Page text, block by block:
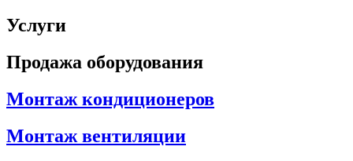
Услуги
Продажа оборудования
Монтаж кондиционеров
Монтаж вентиляции